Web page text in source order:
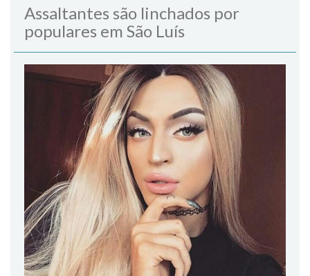
Assaltantes são linchados por
populares em São Luís